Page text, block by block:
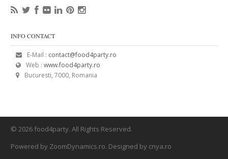
INFO CONTACT
E-Mail : contact@food4party.ro
Web :www.food4party.ro
Bucuresti, 7000, Romania
© 2026 food4party. All Rights Reserved.
Powered by ZoomDynamics.ro. Designed by cnya.ro